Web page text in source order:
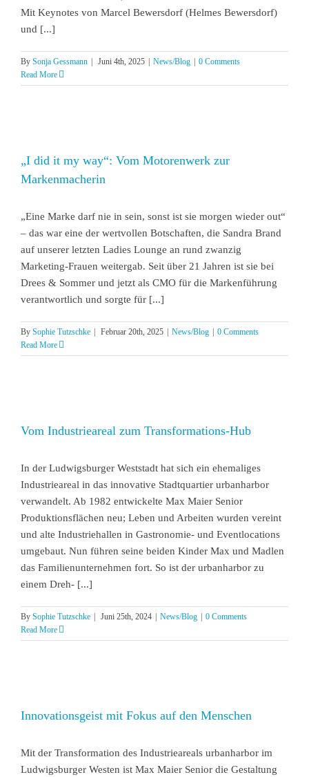
Mit Keynotes von Marcel Bewersdorf (Helmes Bewersdorf)
und [...]
By Sonja Gessmann | Juni 4th, 2025 | News/Blog | 0 Comments
Read More
„I did it my way“: Vom Motorenwerk zur
Markenmacherin
„Eine Marke darf nie in sein, sonst ist sie morgen wieder out“
– das war eine der wertvollen Botschaften, die Sandra Brand
auf unserer letzten Ladies Lounge an rund zwanzig
Marketing-Frauen weitergab. Seit über 21 Jahren ist sie bei
Drees & Sommer und jetzt als CMO für die Markenführung
verantwortlich und sorgte für [...]
By Sophie Tutzschke | Februar 20th, 2025 | News/Blog | 0 Comments
Read More
Vom Industrieareal zum Transformations-Hub
In der Ludwigsburger Weststadt hat sich ein ehemaliges
Industrieareal in das innovative Stadtquartier urbanharbor
verwandelt. Ab 1982 entwickelte Max Maier Senior
Produktionsflächen neu; Leben und Arbeiten wurden vereint
und alte Industriehallen in Gastronomie- und Eventlocations
umgebaut. Nun führen seine beiden Kinder Max und Madlen
das Familienunternehmen fort. So ist der urbanharbor zu
einem Dreh- [...]
By Sophie Tutzschke | Juni 25th, 2024 | News/Blog | 0 Comments
Read More
Innovationsgeist mit Fokus auf den Menschen
Mit der Transformation des Industrieareals urbanharbor im
Ludwigsburger Westen ist Max Maier Senior die Gestaltung